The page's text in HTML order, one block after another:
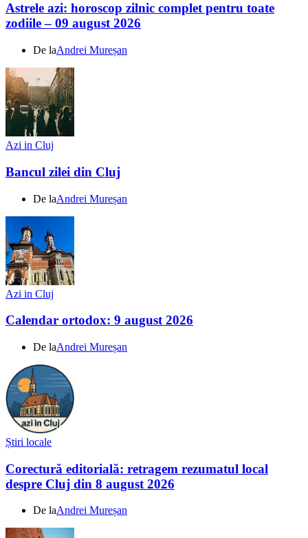
Astrele azi: horoscop zilnic complet pentru toate
zodiile – 09 august 2026
De laAndrei Mureșan
Azi in Cluj
Bancul zilei din Cluj
De laAndrei Mureșan
Azi in Cluj
Calendar ortodox: 9 august 2026
De laAndrei Mureșan
Știri locale
Corectură editorială: retragem rezumatul local
despre Cluj din 8 august 2026
De laAndrei Mureșan